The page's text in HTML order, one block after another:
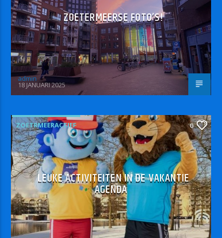
ZOETERMEERSE FOTO’S!
admin
18 JANUARI 2025
ZOETRMEERACTIEF 0
LEUKE ACTIVITEITEN IN DE VAKANTIE
AGENDA